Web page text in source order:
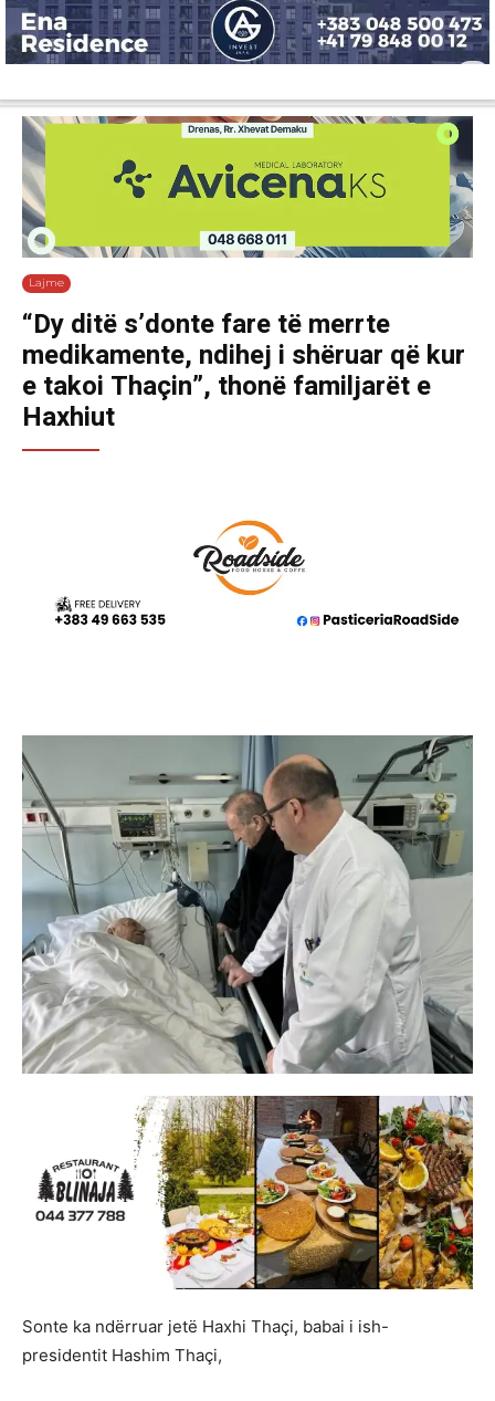
Lajme
“Dy ditë s’donte fare të merrte
medikamente, ndihej i shëruar që kur
e takoi Thaçin”, thonë familjarët e
Haxhiut
Sonte ka ndërruar jetë Haxhi Thaçi, babai i ish-
presidentit Hashim Thaçi,